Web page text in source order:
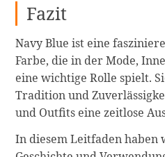
Fazit
Navy Blue ist eine
Farbe, die in der Mode,
eine wichtige Rolle spielt.
Tradition und
und Outfits eine zeitlose
In diesem Leitfaden haben